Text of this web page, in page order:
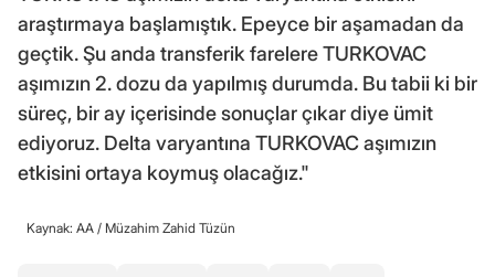
araştırmaya başlamıştık. Epeyce bir aşamadan da
geçtik. Şu anda transferik farelere TURKOVAC
aşımızın 2. dozu da yapılmış durumda. Bu tabii ki bir
süreç, bir ay içerisinde sonuçlar çıkar diye ümit
ediyoruz. Delta varyantına TURKOVAC aşımızın
etkisini ortaya koymuş olacağız."
Kaynak: AA / Müzahim Zahid Tüzün